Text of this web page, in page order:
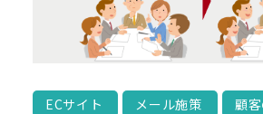
ECサイト メール施策 顧